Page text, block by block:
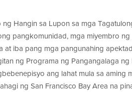
Hangin sa Lupon sa mga
pangkomunidad, mga miyembro
at iba pang mga pangunahing
ng Programa ng Pangangalaga
ang lahat mula sa aming
ng San Francisco Bay Area na